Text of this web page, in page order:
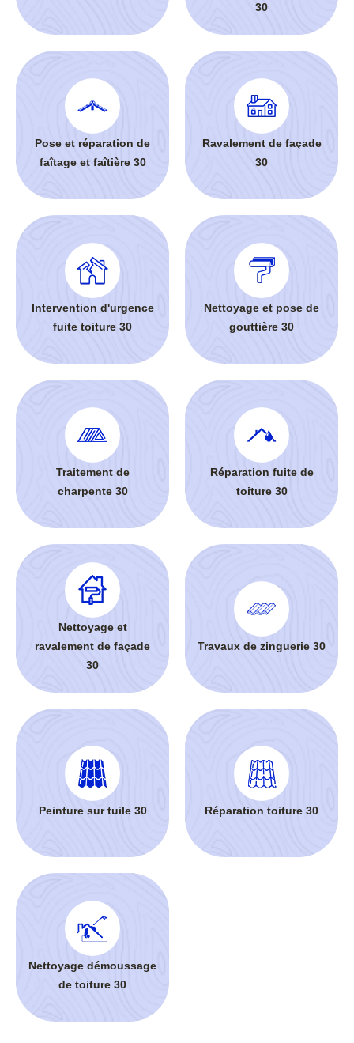
30
Pose et réparation de
faîtage et faîtière 30
Ravalement de façade
30
Intervention d'urgence
fuite toiture 30
Nettoyage et pose de
gouttière 30
Traitement de
charpente 30
Réparation fuite de
toiture 30
Nettoyage et
ravalement de façade
30
Travaux de zinguerie 30
Peinture sur tuile 30 Réparation toiture 30
Nettoyage démoussage
de toiture 30